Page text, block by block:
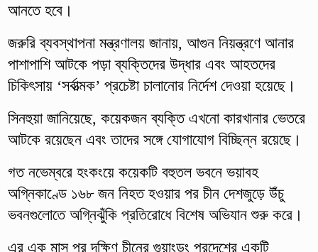
আনতে হবে।
জরুরি ব্যবস্থাপনা মন্ত্রণালয় জানায়, আগুন নিয়ন্ত্রণে আনার
পাশাপাশি আটকে পড়া ব্যক্তিদের উদ্ধার এবং আহতদের
চিকিৎসায় ‘সর্বাত্মক’ প্রচেষ্টা চালানোর নির্দেশ দেওয়া হয়েছে।
সিনহুয়া জানিয়েছে, কয়েকজন ব্যক্তি এখনো কারখানার ভেতরে
আটকে রয়েছেন এবং তাদের সঙ্গে যোগাযোগ বিচ্ছিন্ন রয়েছে।
গত নভেম্বরে হংকংয়ে কয়েকটি বহুতল ভবনে ভয়াবহ
অগ্নিকাণ্ডে ১৬৮ জন নিহত হওয়ার পর চীন দেশজুড়ে উঁচু
ভবনগুলোতে অগ্নিঝুঁকি প্রতিরোধে বিশেষ অভিযান শুরু করে।
এর এক মাস পর দক্ষিণ চীনের গুয়াংডং প্রদেশের একটি